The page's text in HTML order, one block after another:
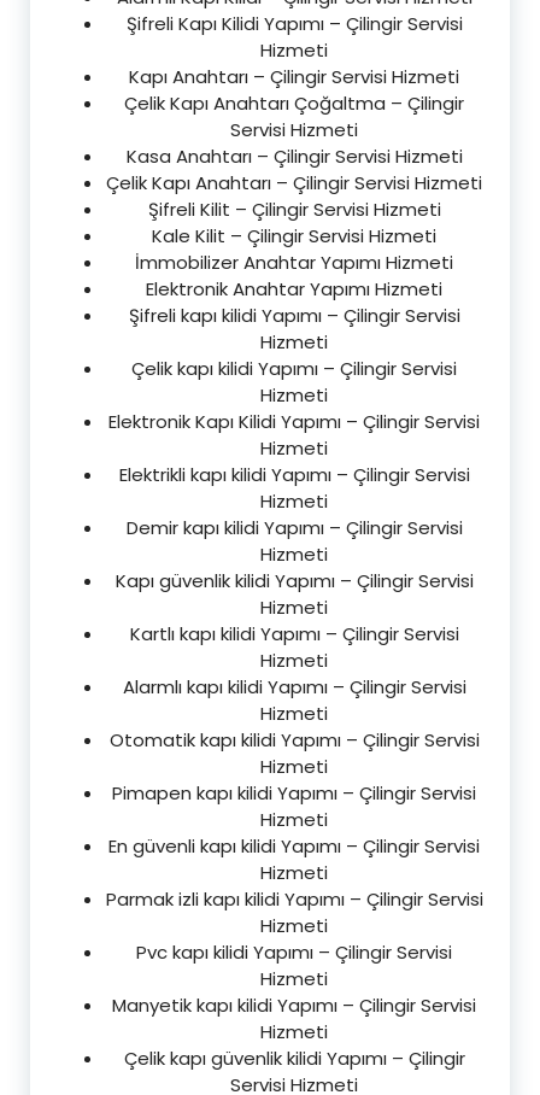
Şifreli Kapı Kilidi Yapımı – Çilingir Servisi
Hizmeti
Kapı Anahtarı – Çilingir Servisi Hizmeti
Çelik Kapı Anahtarı Çoğaltma – Çilingir
Servisi Hizmeti
Kasa Anahtarı – Çilingir Servisi Hizmeti
Çelik Kapı Anahtarı – Çilingir Servisi Hizmeti
Şifreli Kilit – Çilingir Servisi Hizmeti
Kale Kilit – Çilingir Servisi Hizmeti
İmmobilizer Anahtar Yapımı Hizmeti
Elektronik Anahtar Yapımı Hizmeti
Şifreli kapı kilidi Yapımı – Çilingir Servisi
Hizmeti
Çelik kapı kilidi Yapımı – Çilingir Servisi
Hizmeti
Elektronik Kapı Kilidi Yapımı – Çilingir Servisi
Hizmeti
Elektrikli kapı kilidi Yapımı – Çilingir Servisi
Hizmeti
Demir kapı kilidi Yapımı – Çilingir Servisi
Hizmeti
Kapı güvenlik kilidi Yapımı – Çilingir Servisi
Hizmeti
Kartlı kapı kilidi Yapımı – Çilingir Servisi
Hizmeti
Alarmlı kapı kilidi Yapımı – Çilingir Servisi
Hizmeti
Otomatik kapı kilidi Yapımı – Çilingir Servisi
Hizmeti
Pimapen kapı kilidi Yapımı – Çilingir Servisi
Hizmeti
En güvenli kapı kilidi Yapımı – Çilingir Servisi
Hizmeti
Parmak izli kapı kilidi Yapımı – Çilingir Servisi
Hizmeti
Pvc kapı kilidi Yapımı – Çilingir Servisi
Hizmeti
Manyetik kapı kilidi Yapımı – Çilingir Servisi
Hizmeti
Çelik kapı güvenlik kilidi Yapımı – Çilingir
Servisi Hizmeti